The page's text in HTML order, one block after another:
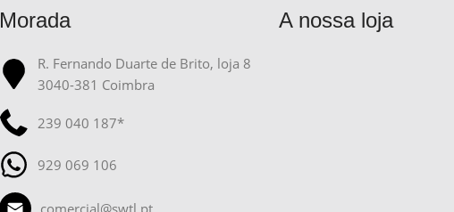
Morada
R. Fernando Duarte de Brito, loja 8
3040-381 Coimbra
239 040 187*
929 069 106
comercial@swtl.pt
A nossa loja